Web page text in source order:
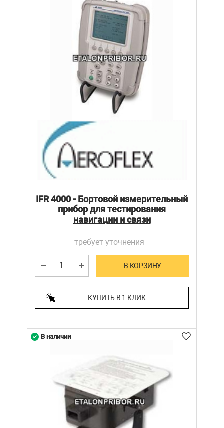
IFR 4000 - Бортовой измерительный
прибор для тестирования
навигации и связи
требует уточнения
В КОРЗИНУ
КУПИТЬ В 1 КЛИК
В наличии